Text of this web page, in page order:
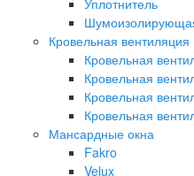
Уплотнитель
Кровельная вентиляция
Кровельная
Кровельная
Кровельная
Кровельная
Мансардные окна
Fakro
Velux